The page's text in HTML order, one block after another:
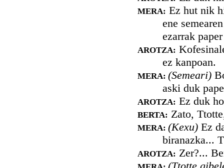
MERA: Ez hut nik
ene
ezarrak
AROTZA:
ez kanpoan.
MERA: (Semeari)
aski duk
AROTZA: Ez duk
BERTA: Zato,
MERA: (Kexu) Ez
biranazka...
AROTZA: Zer?...